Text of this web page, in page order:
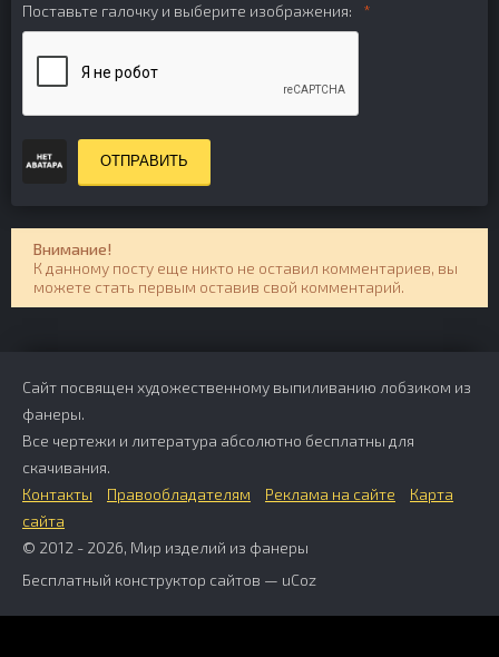
Поставьте галочку и выберите изображения:
ОТПРАВИТЬ
Внимание!
К данному посту еще никто не оставил комментариев, вы
можете стать первым оставив свой комментарий.
Сайт посвящен художественному выпиливанию лобзиком из
фанеры.
Все чертежи и литература абсолютно бесплатны для
скачивания.
Контакты
Правообладателям Реклама на сайте
Карта
сайта
© 2012 - 2026, Мир изделий из фанеры
Бесплатный конструктор сайтов — uCoz